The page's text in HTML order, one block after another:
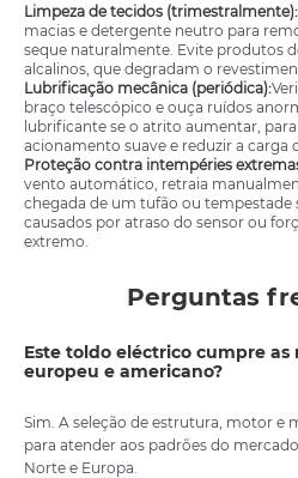
Limpeza de tecidos (trimestralmente):
macias e detergente neutro para
seque naturalmente. Evite produtos
alcalinos, que degradam o
Lubrificação mecânica (periódica):
braço telescópico e ouça ruídos
lubrificante se o atrito aumentar,
acionamento suave e reduzir a carga
Proteção contra intempéries
vento automático, retraia
chegada de um tufão ou tempestade
causados ​​por atraso do sensor ou
extremo.
Perguntas
Este toldo eléctrico cumpre
europeu e americano?
Sim. A seleção de estrutura, motor e
para atender aos padrões do
Norte e Europa.